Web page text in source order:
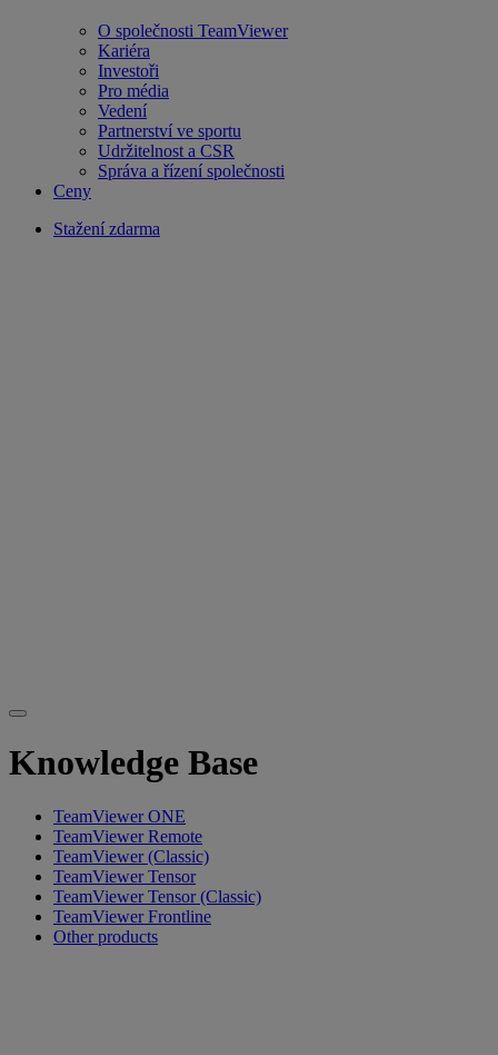
O společnosti TeamViewer
Kariéra
Investoři
Pro média
Vedení
Partnerství ve sportu
Udržitelnost a CSR
Správa a řízení společnosti
Ceny
Stažení zdarma
Knowledge Base
TeamViewer ONE
TeamViewer Remote
TeamViewer (Classic)
TeamViewer Tensor
TeamViewer Tensor (Classic)
TeamViewer Frontline
Other products